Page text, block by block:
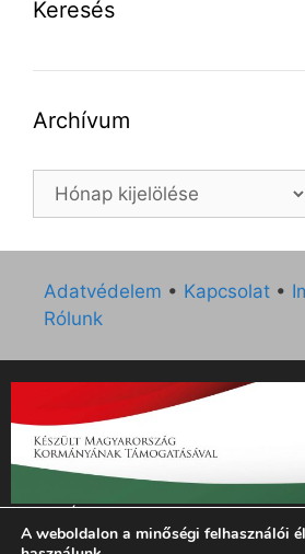
Keresés
Archívum
Archívum
Adatvédelem • Kapcsolat •
Rólunk
„Az Új Ember katolikus hetilap
támogatását az EGYH-KCP-14-P-
A weboldalon a minőségi felhasználói